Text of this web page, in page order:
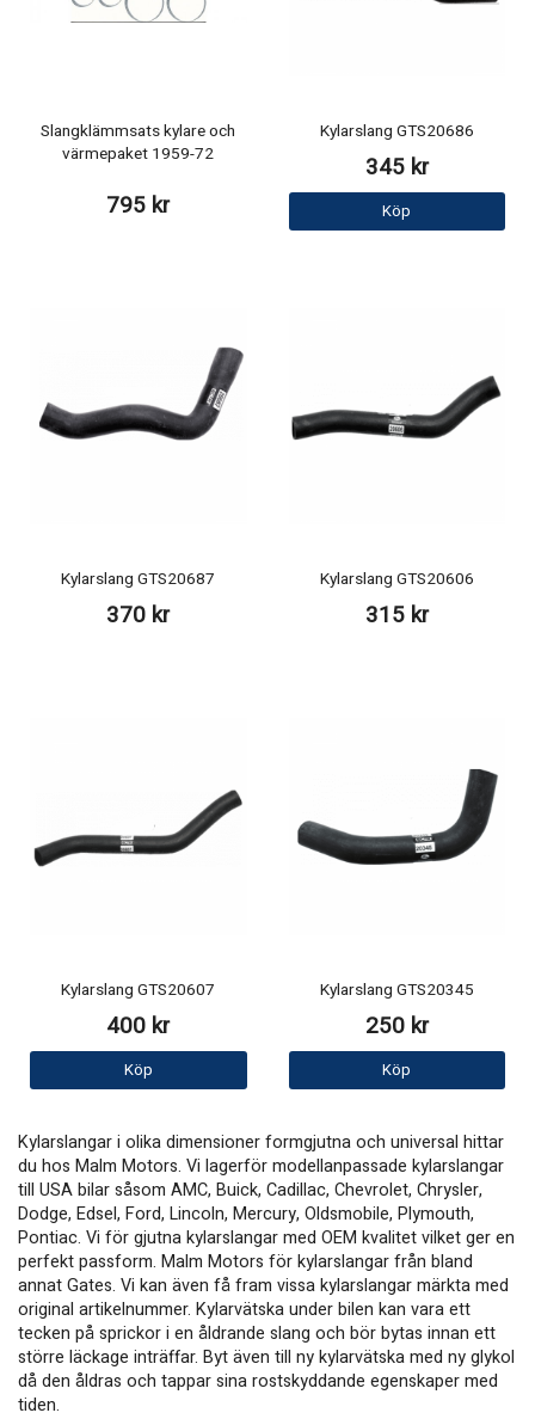
Slangklämmsats kylare och
värmepaket 1959-72
795 kr
Kylarslang GTS20686
345 kr
Köp
Kylarslang GTS20687
370 kr
Kylarslang GTS20606
315 kr
Kylarslang GTS20607
400 kr
Köp
Kylarslang GTS20345
250 kr
Köp
Kylarslangar i olika dimensioner formgjutna och universal hittar
du hos Malm Motors. Vi lagerför modellanpassade kylarslangar
till USA bilar såsom AMC, Buick, Cadillac, Chevrolet, Chrysler,
Dodge, Edsel, Ford, Lincoln, Mercury, Oldsmobile, Plymouth,
Pontiac. Vi för gjutna kylarslangar med OEM kvalitet vilket ger en
perfekt passform. Malm Motors för kylarslangar från bland
annat Gates. Vi kan även få fram vissa kylarslangar märkta med
original artikelnummer. Kylarvätska under bilen kan vara ett
tecken på sprickor i en åldrande slang och bör bytas innan ett
större läckage inträffar. Byt även till ny kylarvätska med ny glykol
då den åldras och tappar sina rostskyddande egenskaper med
tiden.